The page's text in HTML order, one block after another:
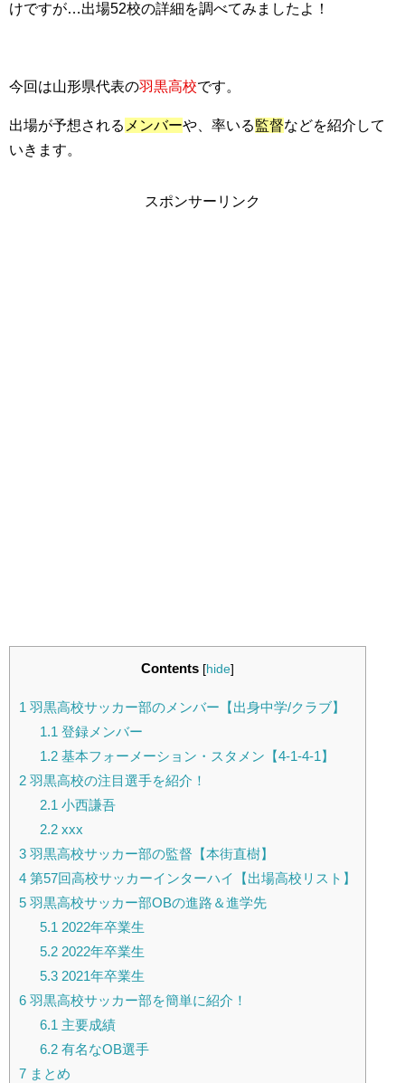
けですが…出場52校の詳細を調べてみましたよ！
今回は山形県代表の羽黒高校です。
出場が予想される メンバーや、率いる監督などを紹介して
いきます。
スポンサーリンク
Contents [hide]
1 羽黒高校サッカー部のメンバー【出身中学/クラブ】
1.1 登録メンバー
1.2基本フォーメーション・スタメン【4-1-4-1】
2 羽黒高校の注目選手を紹介！
2.1 小西謙吾
2.2xxx
3 羽黒高校サッカー部の監督【本街直樹】
4 第57回高校サッカーインターハイ【出場高校リスト】
5 羽黒高校サッカー部OBの進路＆進学先
5.1 2022年卒業生
5.22022年卒業生
5.32021年卒業生
6 羽黒高校サッカー部を簡単に紹介！
6.1 主要成績
6.2有名なOB選手
7 まとめ